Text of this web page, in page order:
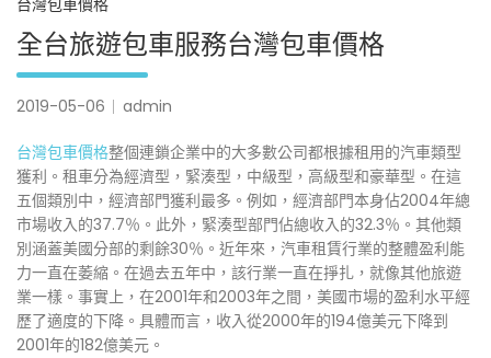
台灣包車價格
全台旅遊包車服務台灣包車價格
2019-05-06 admin
台灣包車價格整個連鎖企業中的大多數公司都根據租用的汽車類型
獲利。租車分為經濟型，緊湊型，中級型，高級型和豪華型。在這
五個類別中，經濟部門獲利最多。例如，經濟部門本身佔2004年總
市場收入的37.7％。此外，緊湊型部門佔總收入的32.3％。其他類
別涵蓋美國分部的剩餘30％。近年來，汽車租賃行業的整體盈利能
力一直在萎縮。在過去五年中，該行業一直在掙扎，就像其他旅遊
業一樣。事實上，在2001年和2003年之間，美國市場的盈利水平經
歷了適度的下降。具體而言，收入從2000年的194億美元下降到
2001年的182億美元。